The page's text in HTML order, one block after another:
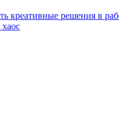
креативные решения в